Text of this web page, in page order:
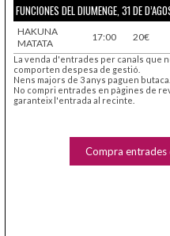
FUNCIONES DEL DIUMENGE, 31 DE
HAKUNA
MATATA
17:00 20€
La venda d'entrades per canals que
comporten despesa de gestió.
Nens majors de 3 anys paguen butaca.
No compri entrades en pàgines de
garanteix l'entrada al recinte.
Compra entrades